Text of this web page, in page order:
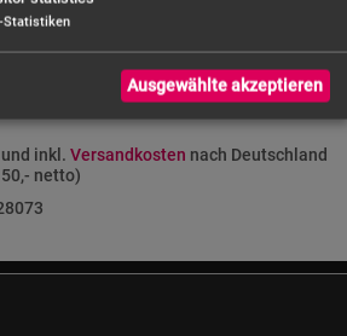
inkl. Versandkosten nach Deutschland
netto)
Statistiken
Ausgewählte akzeptieren